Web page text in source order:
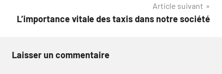
Article suivant
L’importance vitale des taxis dans notre société
Laisser un commentaire